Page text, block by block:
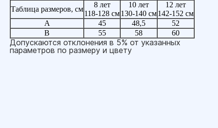
Таблица размеров, см
8 лет
118-128 см
10 лет
130-140 см
12 лет
142-152 см
A
45 48,5
52
B
55 58 60
Допускаются отклонения в 5% от указанных
параметров по размеру и цвету